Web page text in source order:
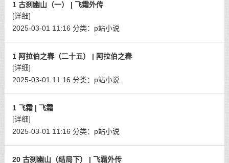
1 古刹幽山（一） | 飞霜外传
[详细]
2025-03-01 11:16 分类： p站小说
1 阿拉伯之春（二十五） | 阿拉伯之春
[详细]
2025-03-01 11:16 分类： p站小说
1 飞霜 | 飞霜
[详细]
2025-03-01 11:16 分类： p站小说
20 古刹幽山（结局下） | 飞霜外传